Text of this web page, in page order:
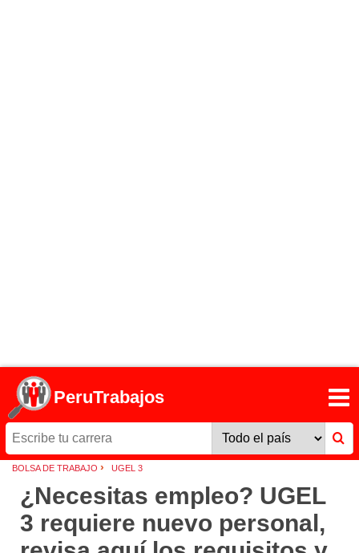
PeruTrabajos
BOLSA DE TRABAJO › UGEL 3
¿Necesitas empleo? UGEL
3 requiere nuevo personal,